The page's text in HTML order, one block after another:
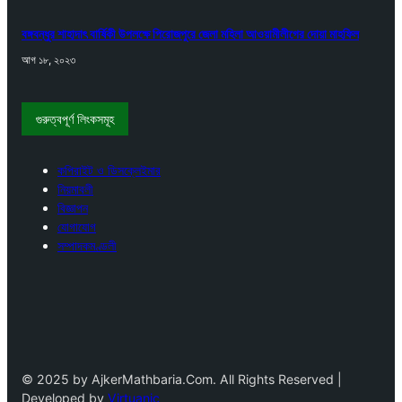
বঙ্গবন্ধুর শাহাদাৎ বার্ষিকী উপলক্ষে পিরোজপুরে জেলা মহিলা আওয়ামীলীগের দোয়া মাহফিল
আগ ১৮, ২০২৩
গুরুত্বপূর্ণ লিংকসমূহ
কপিরাইট ও ডিসক্লেইমার
নিয়মাবলী
বিজ্ঞাপন
যোগাযোগ
সম্পাদকমণ্ডলী
© 2025 by AjkerMathbaria.Com. All Rights Reserved |
Developed by Virtuanic